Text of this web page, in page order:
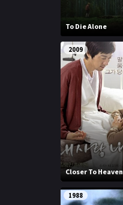
To Die Alone
2009
Closer To Heaven
1988